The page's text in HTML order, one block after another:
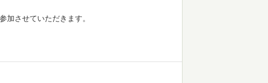
加させていただきます。